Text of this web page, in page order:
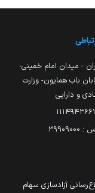
- میدان امام خمینی-
باب همایون- وزارت
و دارایی
آزادسازی سهام